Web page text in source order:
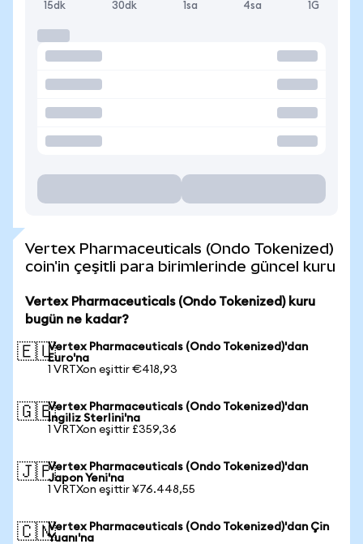
15dk 30dk 1sa 4sa 1G
Vertex Pharmaceuticals (Ondo Tokenized)
coin'in çeşitli para birimlerinde güncel kuru
Vertex Pharmaceuticals (Ondo Tokenized) kuru
bugün ne kadar?
🇪🇺Vertex Pharmaceuticals (Ondo Tokenized)'dan
Euro'na
1 VRTXon eşittir €418,93
🇬🇧Vertex Pharmaceuticals (Ondo Tokenized)'dan
İngiliz Sterlini'na
1 VRTXon eşittir £359,36
🇯🇵Vertex Pharmaceuticals (Ondo Tokenized)'dan
Japon Yeni'na
1 VRTXon eşittir ¥76.448,55
🇨🇳Vertex Pharmaceuticals (Ondo Tokenized)'dan Çin
Yuanı'na